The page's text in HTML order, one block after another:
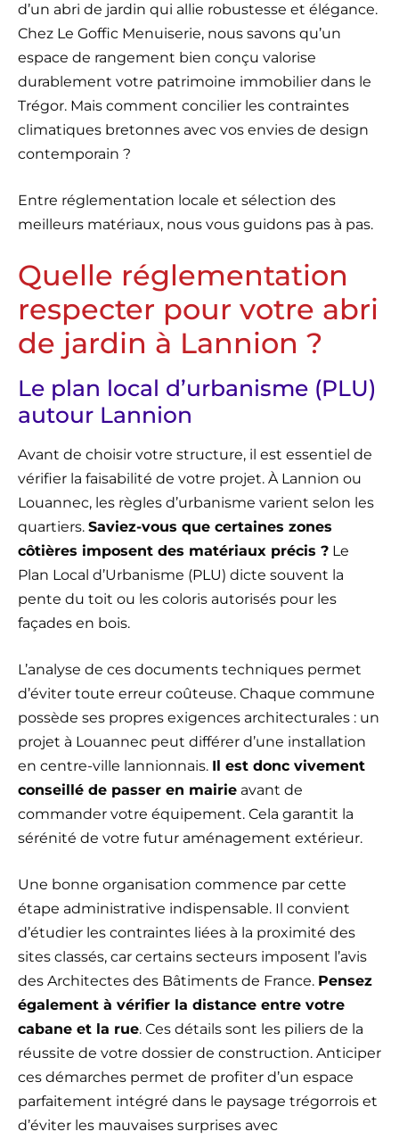
d’un abri de jardin qui allie robustesse et élégance.
Chez Le Goffic Menuiserie, nous savons qu’un
espace de rangement bien conçu valorise
durablement votre patrimoine immobilier dans le
Trégor. Mais comment concilier les contraintes
climatiques bretonnes avec vos envies de design
contemporain ?
Entre réglementation locale et sélection des
meilleurs matériaux, nous vous guidons pas à pas.
Quelle réglementation
respecter pour votre abri
de jardin à Lannion ?
Le plan local d’urbanisme (PLU)
autour Lannion
Avant de choisir votre structure, il est essentiel de
vérifier la faisabilité de votre projet. À Lannion ou
Louannec, les règles d’urbanisme varient selon les
quartiers. Saviez-vous que certaines zones
côtières imposent des matériaux précis ? Le
Plan Local d’Urbanisme (PLU) dicte souvent la
pente du toit ou les coloris autorisés pour les
façades en bois.
L’analyse de ces documents techniques permet
d’éviter toute erreur coûteuse. Chaque commune
possède ses propres exigences architecturales : un
projet à Louannec peut différer d’une installation
en centre-ville lannionnais. Il est donc vivement
conseillé de passer en mairie avant de
commander votre équipement. Cela garantit la
sérénité de votre futur aménagement extérieur.
Une bonne organisation commence par cette
étape administrative indispensable. Il convient
d’étudier les contraintes liées à la proximité des
sites classés, car certains secteurs imposent l’avis
des Architectes des Bâtiments de France. Pensez
également à vérifier la distance entre votre
cabane et la rue. Ces détails sont les piliers de la
réussite de votre dossier de construction. Anticiper
ces démarches permet de profiter d’un espace
parfaitement intégré dans le paysage trégorrois et
d’éviter les mauvaises surprises avec